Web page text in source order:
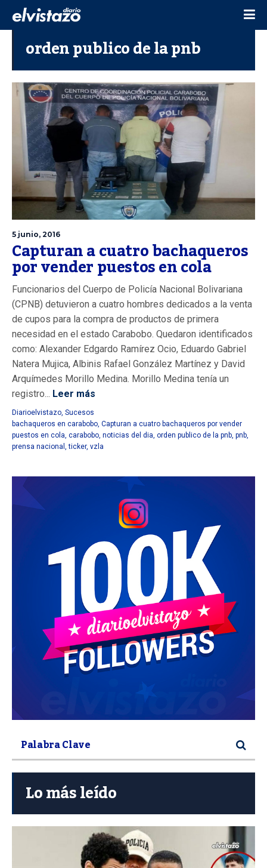
orden publico de la pnb
5 junio, 2016
Capturan a cuatro bachaqueros
por vender puestos en cola
Funcionarios del Cuerpo de Policía Nacional Bolivariana
(CPNB) detuvieron a cuatro hombres dedicados a la venta
de cupos para la compra de productos de primera
necesidad en el estado Carabobo. Quedaron identificados
como: Alexander Edgardo Ramírez Ocio, Eduardo Gabriel
Natera Mujica, Albinis Rafael González Martínez y David
Arquímedes Morillo Medina. Morillo Medina tenía un
registro... Leer más
Diarioelvistazo, Sucesos
bachaqueros en carabobo, Capturan a cuatro bachaqueros por vender
puestos en cola, carabobo, noticias del dia, orden publico de la pnb, pnb,
prensa nacional ,ticker, vzla
Lo más leído